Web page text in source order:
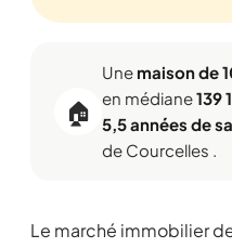
🏠
Une maison de
en médiane139
5,5 années de
de Courcelles .
Le marché immobilier